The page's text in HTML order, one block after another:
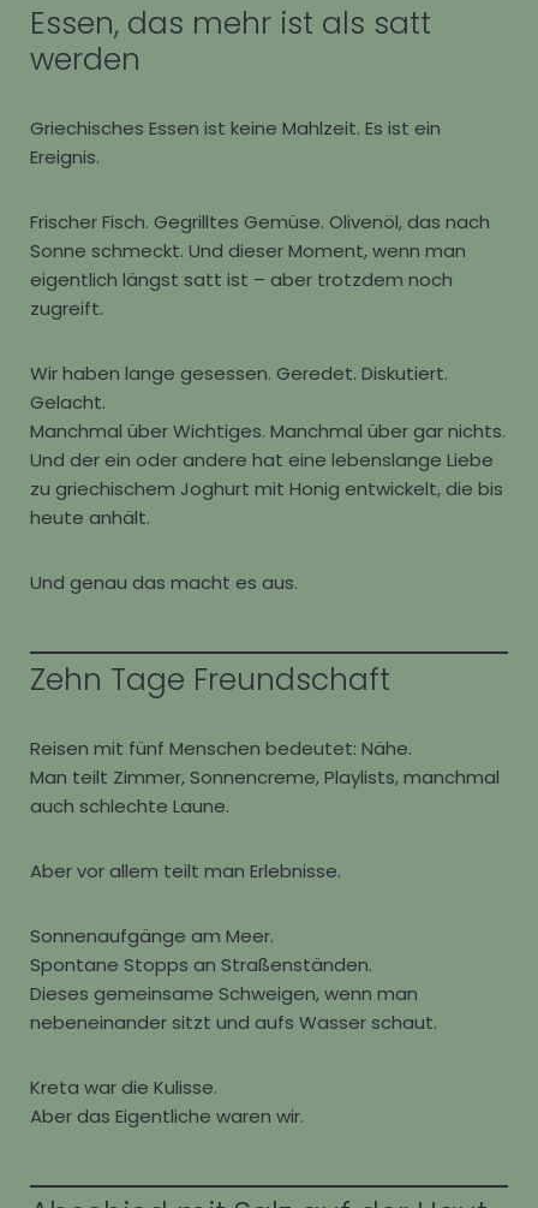
Essen, das mehr ist als satt
werden
Griechisches Essen ist keine Mahlzeit. Es ist ein
Ereignis.
Frischer Fisch. Gegrilltes Gemüse. Olivenöl, das nach
Sonne schmeckt. Und dieser Moment, wenn man
eigentlich längst satt ist – aber trotzdem noch
zugreift.
Wir haben lange gesessen. Geredet. Diskutiert.
Gelacht.
Manchmal über Wichtiges. Manchmal über gar nichts.
Und der ein oder andere hat eine lebenslange Liebe
zu griechischem Joghurt mit Honig entwickelt, die bis
heute anhält.
Und genau das macht es aus.
Zehn Tage Freundschaft
Reisen mit fünf Menschen bedeutet: Nähe.
Man teilt Zimmer, Sonnencreme, Playlists, manchmal
auch schlechte Laune.
Aber vor allem teilt man Erlebnisse.
Sonnenaufgänge am Meer.
Spontane Stopps an Straßenständen.
Dieses gemeinsame Schweigen, wenn man
nebeneinander sitzt und aufs Wasser schaut.
Kreta war die Kulisse.
Aber das Eigentliche waren wir.